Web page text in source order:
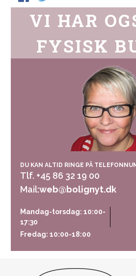
VI HAR
FYSISK
DU KAN ALTID RINGE PÅ
Tlf. +45 86 32 19 00
Mail:web@bolignyt.dk
Mandag-torsdag: 10:00-
17:30
Fredag: 10:00-18:00